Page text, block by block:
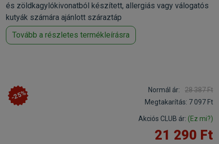
és zöldkagylókivonatból készített, allergiás vagy válogatós
kutyák számára ajánlott száraztáp
Tovább a részletes termékleírásra
-25% Normál ár:
28 387 Ft
Megtakarítás: 7 097 Ft
Akciós CLUB ár: (Ez mi?)
21 290 Ft